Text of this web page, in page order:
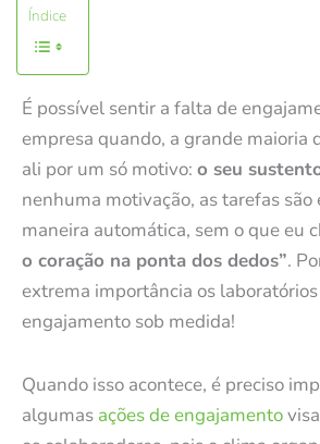
Índice
É possível sentir a falta de
empresa quando, a grande maioria
ali por um só motivo: o seu
nenhuma motivação, as tarefas são
maneira automática, sem o que eu
o coração na ponta dos dedos”.
extrema importância os
engajamento sob medida!
Quando isso acontece, é preciso
algumas ações de engajamento